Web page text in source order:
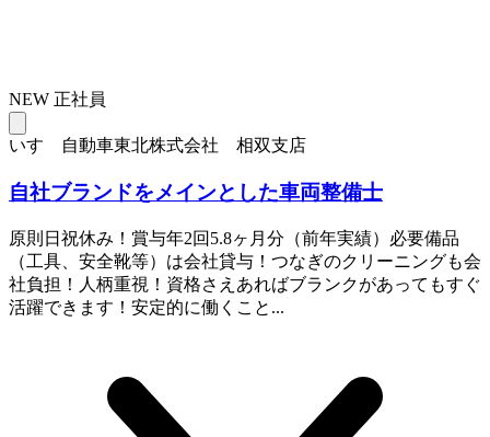
NEW 正社員
いすゞ自動車東北株式会社 相双支店
自社ブランドをメインとした車両整備士
原則日祝休み！賞与年2回5.8ヶ月分（前年実績）必要備品
（工具、安全靴等）は会社貸与！つなぎのクリーニングも会
社負担！人柄重視！資格さえあればブランクがあってもすぐ
活躍できます！安定的に働くこと...